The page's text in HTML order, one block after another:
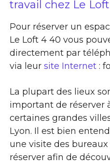
travail chez Le
Pour réserver un
Le Loft 4 40 vous
directement par
via leur site Internet :
La plupart des lieux
important de réserver
certaines grandes
Lyon. Il est bien
une visite des
réserver afin de